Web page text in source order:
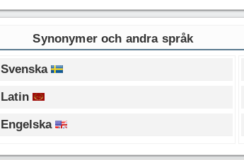
Synonymer och andra språk
Svenska
Latin
Engelska